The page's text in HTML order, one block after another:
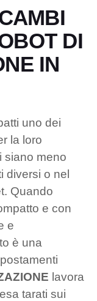
DI
IN
uno dei
la loro
siano meno
diversi o nel
Quando
e con
e
è una
lavora
tarati sui